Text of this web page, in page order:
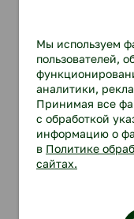
Мы используем
пользователей,
аналитики,
Принимая все
с обработкой
информацию о
в Политике
сайтах.